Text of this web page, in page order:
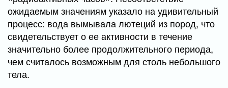
ожидаемым значениям указало на удивительный
процесс: вода вымывала лютеций из пород, что
свидетельствует о ее активности в течение
значительно более продолжительного периода,
чем считалось возможным для столь небольшого
тела.